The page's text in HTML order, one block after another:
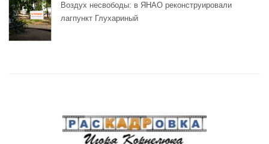
Воздух несвободы: в ЯНАО реконструировали
лагпункт Глухариный